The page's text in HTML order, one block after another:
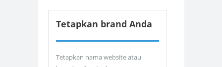
Tetapkan brand Anda
Tetapkan nama website atau